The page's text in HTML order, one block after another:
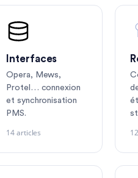
Interfaces
Opera, Mews,
Protel… connexion
et synchronisation
PMS.
14 articles